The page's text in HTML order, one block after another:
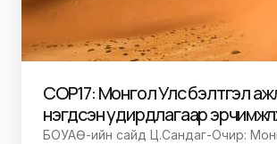
COP17: Монгол Улс бэлтгэл
нэгдсэн удирдлагаар
БОУАӨ-ийн сайд Ц.Сандаг-Очир: